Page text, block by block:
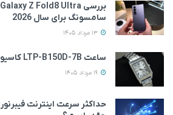
سامسونگ برای سال 2026
ساعت LTP-B150D-7B کاسیو با طراحی رترو عرضه شد
حداکثر سرعت اینترنت